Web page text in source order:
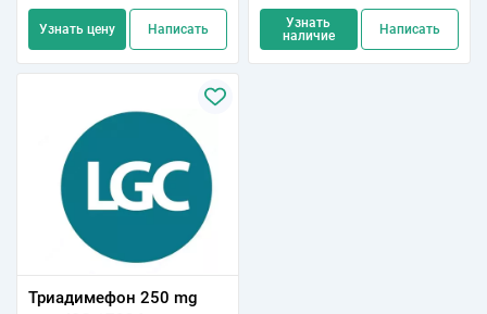
Узнать цену Написать
Узнать
наличие
Написать
Триадимефон 250 mg